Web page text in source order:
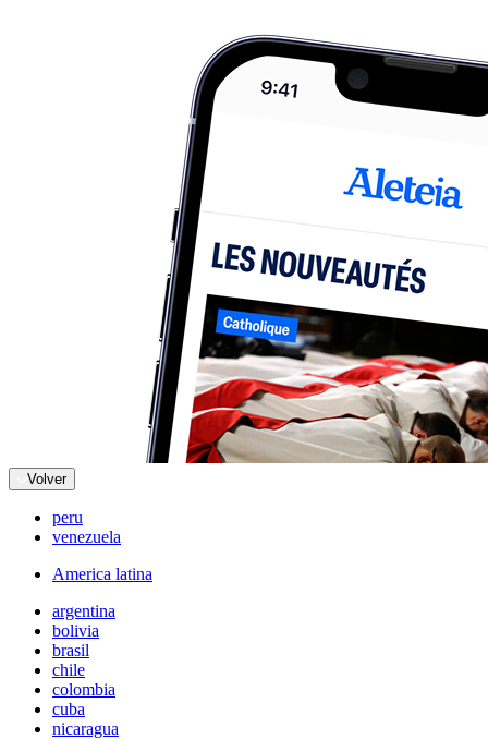
Volver
peru
venezuela
America latina
argentina
bolivia
brasil
chile
colombia
cuba
nicaragua